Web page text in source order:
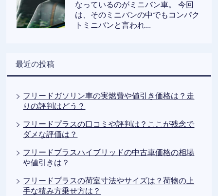
なっているのがミニバン車。 今回
は、そのミニバンの中でもコンパク
トミニバンと言われ...
最近の投稿
フリードガソリン車の実燃費や値引き価格は？走
りの評判はどう？
フリードプラスの口コミや評判は？ここが残念で
ダメな評価は？
フリードプラスハイブリッドの中古車価格の相場
や値引きは？
フリードプラスの荷室寸法やサイズは？荷物の上
手な積み方乗せ方は？